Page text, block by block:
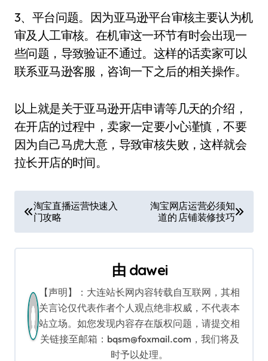
3、平台问题。因为亚马逊平台审核主要认为机
审及人工审核。在机审这一环节有时会出现一
些问题，导致验证不通过。这样的话卖家可以
联系亚马逊客服，咨询一下之后的相关操作。
以上就是关于亚马逊开店申请等几天的介绍，
在开店的过程中，卖家一定要小心谨慎，不要
因为自己马虎大意，导致审核失败，这样就会
拉长开店的时间。
文
章
导
淘宝直播运营快速入
门攻略
淘宝网店运营必须知
道的 店铺装修技巧
由 dawei
【声明】：大连站长网内容转载自互联网，其相
关言论仅代表作者个人观点绝非权威，不代表本
站立场。如您发现内容存在版权问题，请提交相
关链接至邮箱：bqsm@foxmail.com，我们将及
时予以处理。